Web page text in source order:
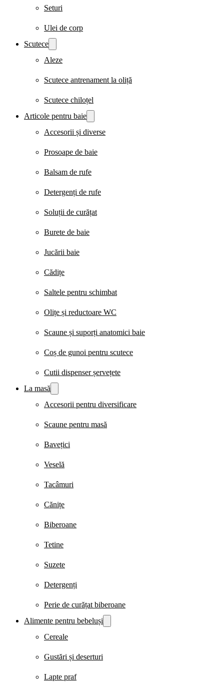
Seturi
Ulei de corp
Scutece
Aleze
Scutece antrenament la oliță
Scutece chiloțel
Articole pentru baie
Accesorii și diverse
Prosoape de baie
Balsam de rufe
Detergenți de rufe
Soluții de curățat
Burete de baie
Jucării baie
Cădițe
Saltele pentru schimbat
Olițe și reductoare WC
Scaune și suporți anatomici baie
Coș de gunoi pentru scutece
Cutii dispenser șervețete
La masă
Accesorii pentru diversificare
Scaune pentru masă
Bavețici
Veselă
Tacâmuri
Cănițe
Biberoane
Tetine
Suzete
Detergenți
Perie de curățat biberoane
Alimente pentru bebeluși
Cereale
Gustări și deserturi
Lapte praf